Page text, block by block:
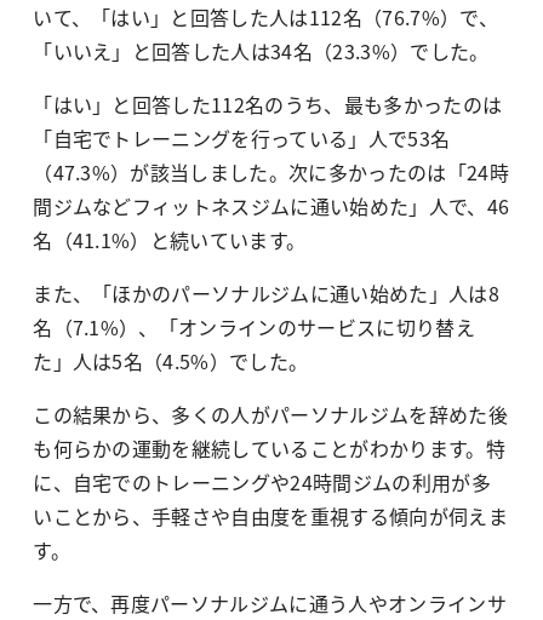
いて、「はい」と回答した人は112名（76.7%）で、
「いいえ」と回答した人は34名（23.3%）でした。
「はい」と回答した112名のうち、最も多かったのは
「自宅でトレーニングを行っている」人で53名
（47.3%）が該当しました。次に多かったのは「24時
間ジムなどフィットネスジムに通い始めた」人で、46
名（41.1%）と続いています。
また、「ほかのパーソナルジムに通い始めた」人は8
名（7.1%）、「オンラインのサービスに切り替え
た」人は5名（4.5%）でした。
この結果から、多くの人がパーソナルジムを辞めた後
も何らかの運動を継続していることがわかります。特
に、自宅でのトレーニングや24時間ジムの利用が多
いことから、手軽さや自由度を重視する傾向が伺えま
す。
一方で、再度パーソナルジムに通う人やオンラインサ